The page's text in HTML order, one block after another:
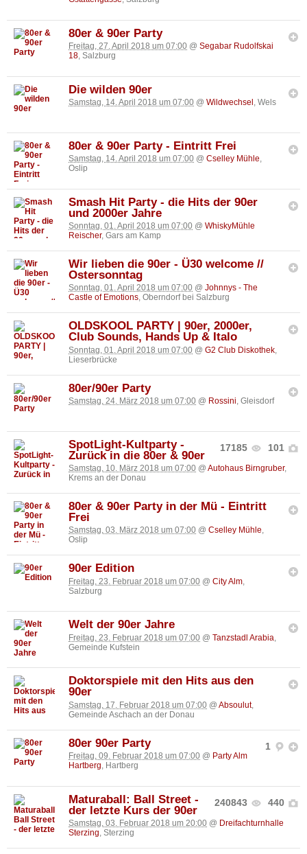
80er & 90er Party
Freitag, 27. April 2018 um 07:00 @ Segabar Rudolfskai
18, Salzburg
Die wilden 90er
Samstag, 14. April 2018 um 07:00 @ Wildwechsel , Wels
80er & 90er Party - Eintritt Frei
Samstag, 14. April 2018 um 07:00 @ Cselley Mühle,
Oslip
Smash Hit Party - die Hits der 90er
und 2000er Jahre
Sonntag, 01. April 2018 um 07:00 @ WhiskyMühle
Reischer, Gars am Kamp
Wir lieben die 90er - Ü30 welcome //
Ostersonntag
Sonntag, 01. April 2018 um 07:00 @ Johnnys - The
Castle of Emotions, Oberndorf bei Salzburg
OLDSKOOL PARTY | 90er, 2000er,
Club Sounds, Hands Up & Italo
Sonntag, 01. April 2018 um 07:00 @ G2 Club Diskothek
Lieserbrücke
80er/90er Party
Samstag, 24. März 2018 um 07:00 @ Rossini, Gleisdorf
17185 101
SpotLight-Kultparty -
Zurück in die 80er & 90er
Samstag, 10. März 2018 um 07:00 @ Autohaus Birngruber,
Krems an der Donau
80er & 90er Party in der Mü - Eintritt
Frei
Samstag, 03. März 2018 um 07:00 @ Cselley Mühle,
Oslip
90er Edition
Freitag, 23. Februar 2018 um 07:00 @ City Alm
Salzburg
Welt der 90er Jahre
Freitag, 23. Februar 2018 um 07:00 @ Tanzstadl Arabia
Gemeinde Kufstein
Doktorspiele mit den Hits aus den
90er
Samstag, 17. Februar 2018 um 07:00 @ Absoulut,
Gemeinde Aschach an der Donau
1
80er 90er Party
Freitag, 09. Februar 2018 um 07:00 @ Party Alm
Hartberg, Hartberg
240843 440
Maturaball: Ball Street -
der letzte Kurs der 90er
Samstag, 03. Februar 2018 um 20:00 @ Dreifachturnhalle
Sterzing, Sterzing